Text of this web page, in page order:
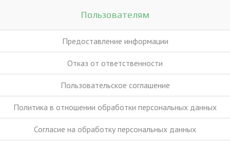
Пользователям
Предоставление информации
Отказ от ответственности
Пользовательское соглашение
Политика в отношении обработки персональных данных
Согласие на обработку персональных данных